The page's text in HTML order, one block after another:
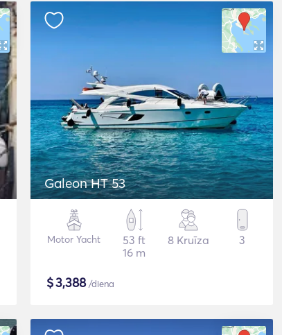
Galeon HT 53
Motor Yacht
53 ft
16 m
8 Kruīza 3
$3,388/diena